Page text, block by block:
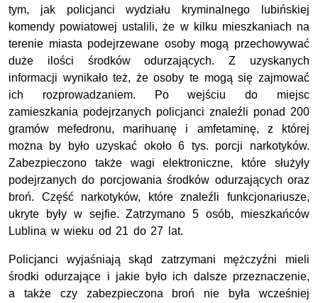
tym, jak policjanci wydziału kryminalnego lubińskiej
komendy powiatowej ustalili, że w kilku mieszkaniach na
terenie miasta podejrzewane osoby mogą przechowywać
duże ilości środków odurzających. Z uzyskanych
informacji wynikało też, że osoby te mogą się zajmować
ich rozprowadzaniem. Po wejściu do miejsc
zamieszkania podejrzanych policjanci znaleźli ponad 200
gramów mefedronu, marihuanę i amfetaminę, z której
można by było uzyskać około 6 tys. porcji narkotyków.
Zabezpieczono także wagi elektroniczne, które służyły
podejrzanych do porcjowania środków odurzających oraz
broń. Część narkotyków, które znaleźli funkcjonariusze,
ukryte były w sejfie. Zatrzymano 5 osób, mieszkańców
Lublina w wieku od 21 do 27 lat.
Policjanci wyjaśniają skąd zatrzymani mężczyźni mieli
środki odurzające i jakie było ich dalsze przeznaczenie,
a także czy zabezpieczona broń nie była wcześniej